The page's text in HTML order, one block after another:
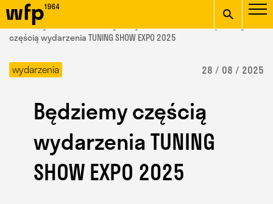
Oficjalna witryna
Wydziału Form
Przemysłowych ASP w
Krakowie
wpisz szukaną frazę
/ Wydział Form Przemysłowych /
częścią wydarzenia TUNING SHOW EXPO 2025
wydarzenia 28 / 08 / 2025
Będziemy częścią
wydarzenia TUNING
SHOW EXPO 2025